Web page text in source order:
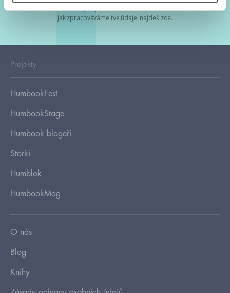
jak zpracováváme tvé údaje, najdeš zde.
Projekty
HumbookFest
HumbookStage
Humbook blogeři
Storki
Humblok
HumbookMag
O nás
Blog
Knihy